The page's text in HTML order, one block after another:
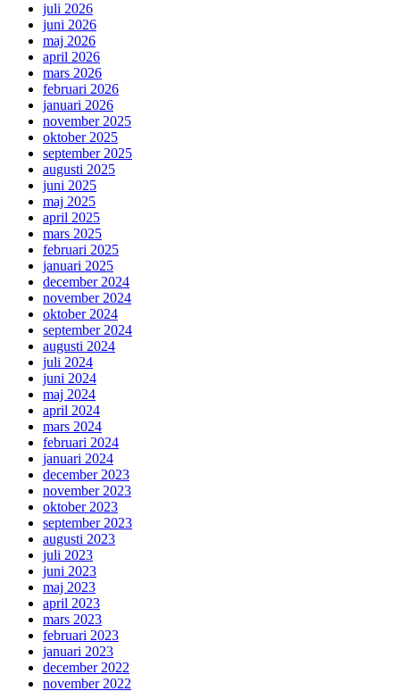
juli 2026
juni 2026
maj 2026
april 2026
mars 2026
februari 2026
januari 2026
november 2025
oktober 2025
september 2025
augusti 2025
juni 2025
maj 2025
april 2025
mars 2025
februari 2025
januari 2025
december 2024
november 2024
oktober 2024
september 2024
augusti 2024
juli 2024
juni 2024
maj 2024
april 2024
mars 2024
februari 2024
januari 2024
december 2023
november 2023
oktober 2023
september 2023
augusti 2023
juli 2023
juni 2023
maj 2023
april 2023
mars 2023
februari 2023
januari 2023
december 2022
november 2022